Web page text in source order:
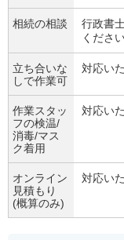
相続の相談
行政書
ください
立ち合いな
しで作業可
対応い
作業スタッ
フの検温/
消毒/マス
ク着用
対応い
オンライン
見積もり
(概算のみ)
対応い